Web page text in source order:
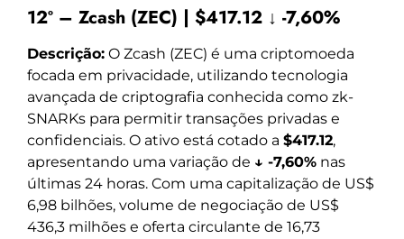
12º – Zcash (ZEC) | $417.12 ↓ -7,60%
Descrição: O Zcash (ZEC) é uma criptomoeda
focada em privacidade, utilizando tecnologia
avançada de criptografia conhecida como zk-
SNARKs para permitir transações privadas e
confidenciais. O ativo está cotado a $417.12,
apresentando uma variação de ↓ -7,60% nas
últimas 24 horas. Com uma capitalização de US$
6,98 bilhões, volume de negociação de US$
436,3 milhões e oferta circulante de 16,73